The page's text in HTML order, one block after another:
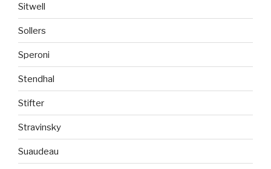
Sitwell
Sollers
Speroni
Stendhal
Stifter
Stravinsky
Suaudeau